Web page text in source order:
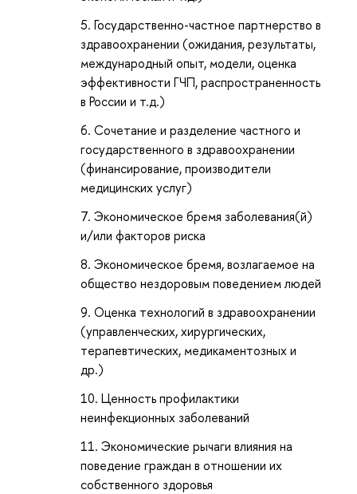
Государственно-частное партнерство в
здравоохранении (ожидания, результаты,
международный опыт, модели, оценка
эффективности ГЧП, распространенность
в России и т.д.)
Сочетание и разделение частного и
государственного в здравоохранении
(финансирование, производители
медицинских услуг)
Экономическое бремя заболевания(й)
и/или факторов риска
Экономическое бремя, возлагаемое на
общество нездоровым поведением людей
Оценка технологий в здравоохранении
(управленческих, хирургических,
терапевтических, медикаментозных и
др.)
Ценность профилактики
неинфекционных заболеваний
Экономические рычаги влияния на
поведение граждан в отношении их
собственного здоровья